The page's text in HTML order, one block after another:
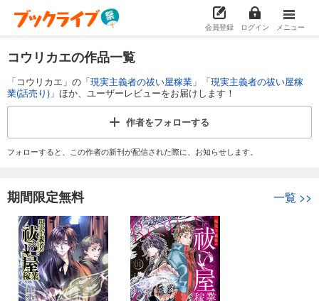
会員登録 ログイン メニュー
コウリカエの作品一覧
「コウリカエ」の「現実主義者の祓い屋稼業 」「現実主義者の祓い屋稼
業(話売り) 」ほか、ユーザーレビューをお届けします！
作者をフォローする
フォローすると、この作者の新刊が配信された際に、お知らせします。
期間限定無料 一覧 >>